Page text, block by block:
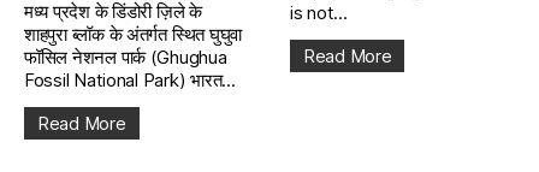
मध्य प्रदेश के डिंडोरी ज़िले के
शाहपुरा ब्लॉक के अंतर्गत स्थित घुघुवा
फॉसिल नेशनल पार्क (Ghughua
Fossil National Park) भारत...
Read More
is not...
Read More